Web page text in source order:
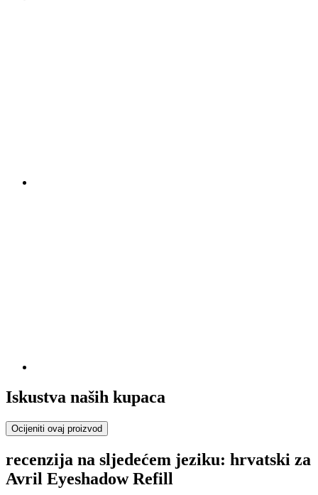
Iskustva naših kupaca
Ocijeniti ovaj proizvod
recenzija na sljedećem jeziku: hrvatski za
Avril Eyeshadow Refill